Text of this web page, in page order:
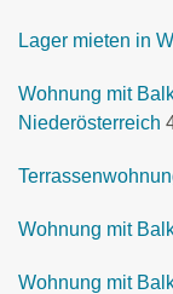
Lager mieten in
Wohnung mit
Niederösterreich
Wohnung mit
Wohnung mit